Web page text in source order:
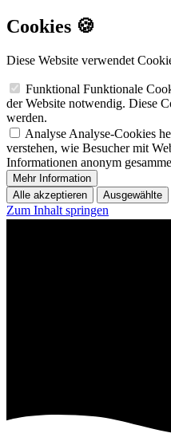
Cookies 🍪
Diese Website verwendet
Funktional Funktionale
der Website notwendig. Diese
werden.
Analyse Analyse-Cookies
verstehen, wie Besucher mit
Informationen anonym
Mehr Information
Alle akzeptieren
Ausgewählte
Zum Inhalt springen